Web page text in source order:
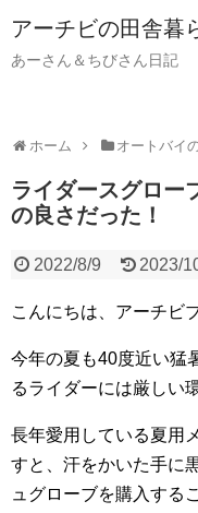
アーチビの田舎暮
あーさん＆ちびさん日記
ホーム オートバイ
ライダースグロー
の良さだった！
2022/8/9 2023/
こんにちは、アーチビ
今年の夏も40度近い猛
るライダーには厳しい
長年愛用している夏用
すと、汗をかいた手に
ュグローブを購入する